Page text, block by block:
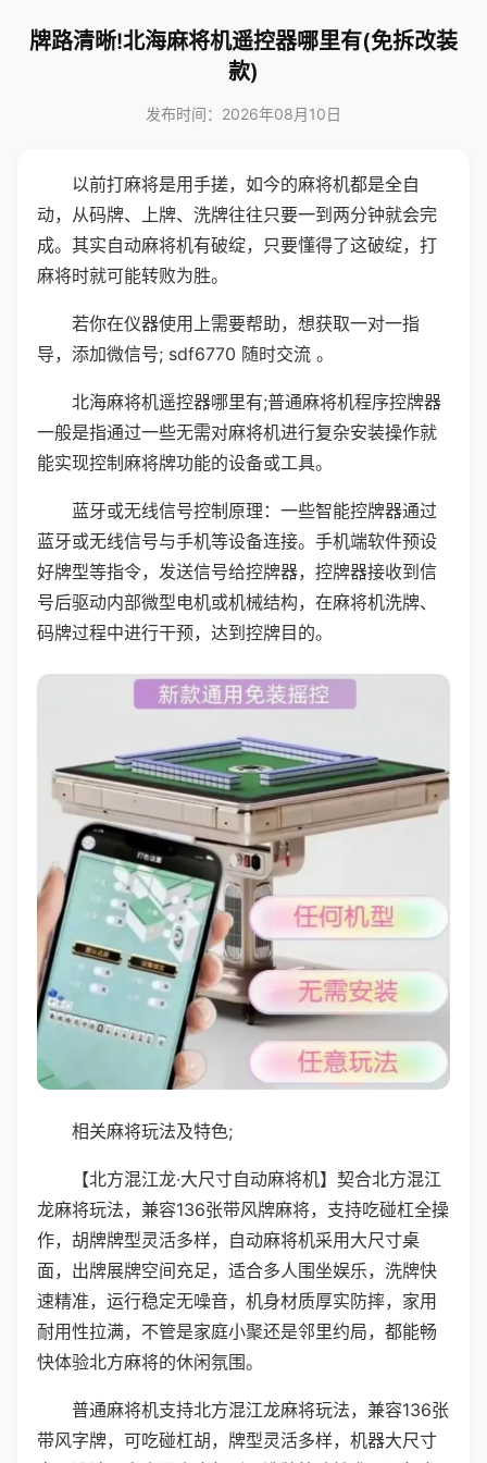
牌路清晰!北海麻将机遥控器哪里有(免拆改装
款)
发布时间：2026年08月10日
以前打麻将是用手搓，如今的麻将机都是全自
动，从码牌、上牌、洗牌往往只要一到两分钟就会完
成。其实自动麻将机有破绽，只要懂得了这破绽，打
麻将时就可能转败为胜。
若你在仪器使用上需要帮助，想获取一对一指
导，添加微信号; sdf6770 随时交流 。
北海麻将机遥控器哪里有;普通麻将机程序控牌器
一般是指通过一些无需对麻将机进行复杂安装操作就
能实现控制麻将牌功能的设备或工具。
蓝牙或无线信号控制原理：一些智能控牌器通过
蓝牙或无线信号与手机等设备连接。手机端软件预设
好牌型等指令，发送信号给控牌器，控牌器接收到信
号后驱动内部微型电机或机械结构，在麻将机洗牌、
码牌过程中进行干预，达到控牌目的。
相关麻将玩法及特色;
【北方混江龙·大尺寸自动麻将机】契合北方混江
龙麻将玩法，兼容136张带风牌麻将，支持吃碰杠全操
作，胡牌牌型灵活多样，自动麻将机采用大尺寸桌
面，出牌展牌空间充足，适合多人围坐娱乐，洗牌快
速精准，运行稳定无噪音，机身材质厚实防摔，家用
耐用性拉满，不管是家庭小聚还是邻里约局，都能畅
快体验北方麻将的休闲氛围。
普通麻将机支持北方混江龙麻将玩法，兼容136张
带风字牌，可吃碰杠胡，牌型灵活多样，机器大尺寸